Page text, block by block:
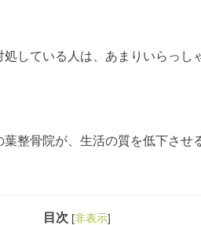
している人は、あまりいらっし
整骨院が、生活の質を低下させ
目次 [非表示]